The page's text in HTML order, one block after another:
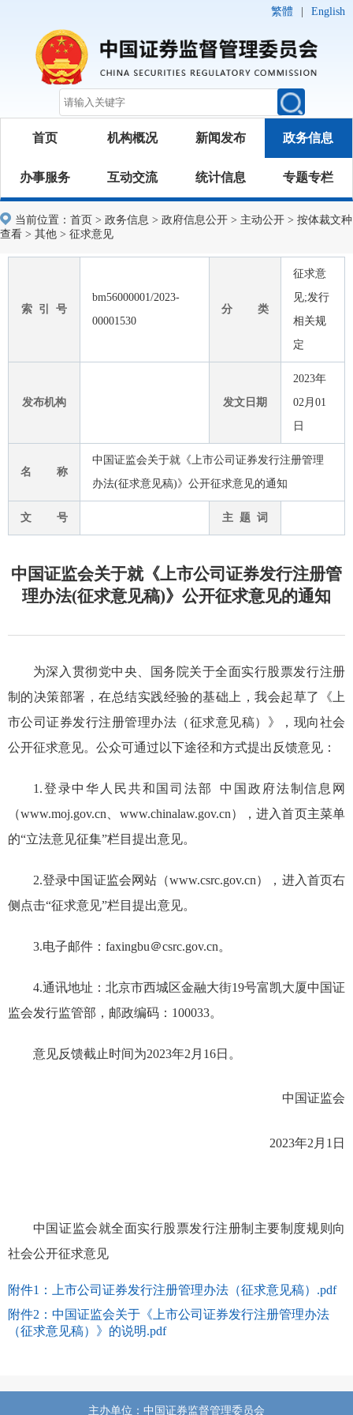
繁體 English
首页 机构概况 新闻发布 政务信息
办事服务 互动交流 统计信息 专题专栏
当前位置： 首页 > 政务信息 > 政府信息公开 > 主动公开 > 按体裁文种
查看 > 其他 > 征求意见
索 引 号
bm56000001/2023-
00001530
分 类
征求意
见;发行
相关规
定
发布机构 发文日期
2023年
02月01
日
名 称
中国证监会关于就《上市公司证券发行注册管理
办法(征求意见稿)》公开征求意见的通知
文 号 主 题 词
中国证监会关于就《上市公司证券发行注册管
理办法(征求意见稿)》公开征求意见的通知
为深入贯彻 党中央、国务院关于全面实行股票发行注册
制 的决策部署，在总结实践经验的基础上，我会起草了《上
市公司证券发行注册管理办法（征求意见稿）》，现向社会
公开征求意见。公众可通过以下途径和方式提出反馈意见：
1.登录中华人民共和国司法部
中国政府法制信息网
（www.moj.gov.cn、 www.chinalaw.gov.cn），进入首页主菜单
的“立法意见征集”栏目提出意见。
2.登录中国证监会网站（www.csrc.gov.cn），进入首页右
侧点击“征求意见”栏目提出意见。
3.电子邮件： faxingbu＠csrc.gov.cn。
4.通讯地址：北京市西城区金融大街19号富凯大厦中国证
监会发行监管部，邮政编码： 100033。
意见反馈截止时间为2023年2月 16日。
中国证监会
2023年2 月 1 日
中国证监会就全面实行股票发行注册制主要制度规则向
社会公开征求意见
附件1：上市公司证券发行注册管理办法（征求意见稿）.pdf
附件2：中国证监会关于《上市公司证券发行注册管理办法
（征求意见稿）》的说明.pdf
主办单位：中国证券监督管理委员会